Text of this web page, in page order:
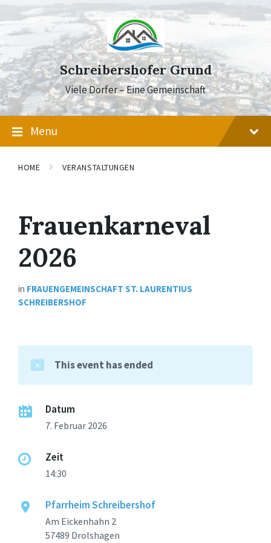
content
main
navigation
footer
Schreibershofer Grund
Viele Dörfer – Eine Gemeinschaft
Menu
HOME VERANSTALTUNGEN
Frauenkarneval
2026
in FRAUENGEMEINSCHAFT ST. LAURENTIUS
SCHREIBERSHOF
This event has ended
Datum
7. Februar 2026
Zeit
14:30
Pfarrheim Schreibershof
Am Eickenhahn 2
57489 Drolshagen